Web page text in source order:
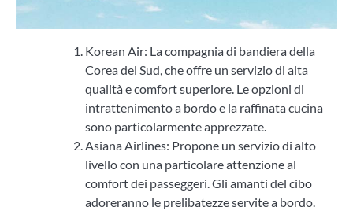
Korean Air: La compagnia di bandiera della
Corea del Sud, che offre un servizio di alta
qualità e comfort superiore. Le opzioni di
intrattenimento a bordo e la raffinata cucina
sono particolarmente apprezzate.
Asiana Airlines: Propone un servizio di alto
livello con una particolare attenzione al
comfort dei passeggeri. Gli amanti del cibo
adoreranno le prelibatezze servite a bordo.